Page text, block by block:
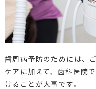
歯周病予防のためには、
ケアに加えて、歯科医院
けることが大事です。